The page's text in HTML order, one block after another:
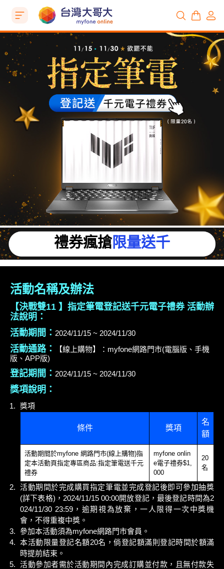
禮券瘋搶限量送千
活動名稱及辦法
【決戰雙11 】指定筆電登記送千元電子禮券 活動辦
法說明：
活動期間： 2024/11/15 ~ 2024/11/30
活動通路：
【線上購物】：myfone網路門市(電腦版、手機
版、APP版)
登記期間： 2024/11/15 ~ 2024/11/30
獎項說明：
獎項
條件 獎項
名
額
活動期間於myfone 網路門市(線上購物)指
定本活動頁指定專區商品:指定筆電送千元
禮券
myfone onlin
e電子禮券$1,
000
20
名
活動期間於完成購買指定筆電並完成登記後即可參加抽獎
(詳下表格)，2024/11/15 00:00開放登記，最後登記時間為2
024/11/30 23:59，逾期視為放棄，一人限得一次中獎機
會，不得重複中獎。
參加本活動須為myfone網路門市會員。
本活動限量登記名額20名，倘登記額滿則登記時間於額滿
時提前結束。
活動參加者需於活動期間內完成訂購並付款，且無付款失